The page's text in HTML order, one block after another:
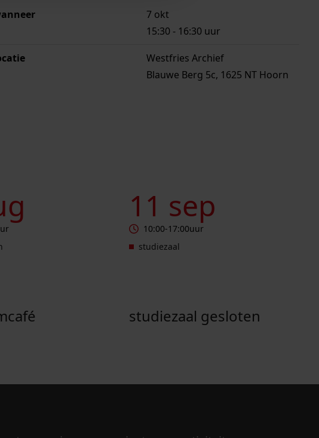
7 okt
15:30 - 16:30 uur
Westfries Archief
Blauwe Berg 5c, 1625 NT Hoorn
11 sep
10:00-17:00uur
studiezaal
studiezaal gesloten